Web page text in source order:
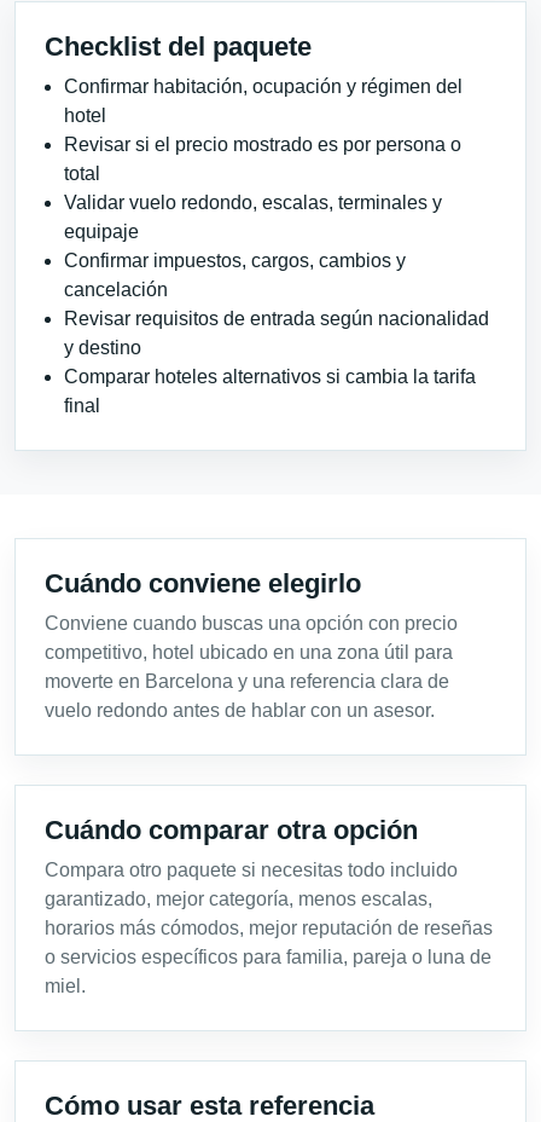
Checklist del paquete
Confirmar habitación, ocupación y régimen del
hotel
Revisar si el precio mostrado es por persona o
total
Validar vuelo redondo, escalas, terminales y
equipaje
Confirmar impuestos, cargos, cambios y
cancelación
Revisar requisitos de entrada según nacionalidad
y destino
Comparar hoteles alternativos si cambia la tarifa
final
Cuándo conviene elegirlo
Conviene cuando buscas una opción con precio
competitivo, hotel ubicado en una zona útil para
moverte en Barcelona y una referencia clara de
vuelo redondo antes de hablar con un asesor.
Cuándo comparar otra opción
Compara otro paquete si necesitas todo incluido
garantizado, mejor categoría, menos escalas,
horarios más cómodos, mejor reputación de reseñas
o servicios específicos para familia, pareja o luna de
miel.
Cómo usar esta referencia